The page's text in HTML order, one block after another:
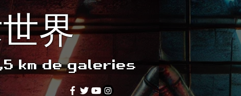
界
km de galeries